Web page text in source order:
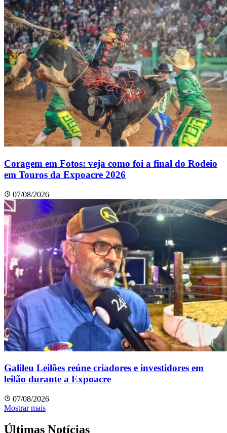
Coragem em Fotos: veja como foi a final do Rodeio
em Touros da Expoacre 2026
07/08/2026
Galileu Leilões reúne criadores e investidores em
leilão durante a Expoacre
07/08/2026
Mostrar mais
Últimas Notícias